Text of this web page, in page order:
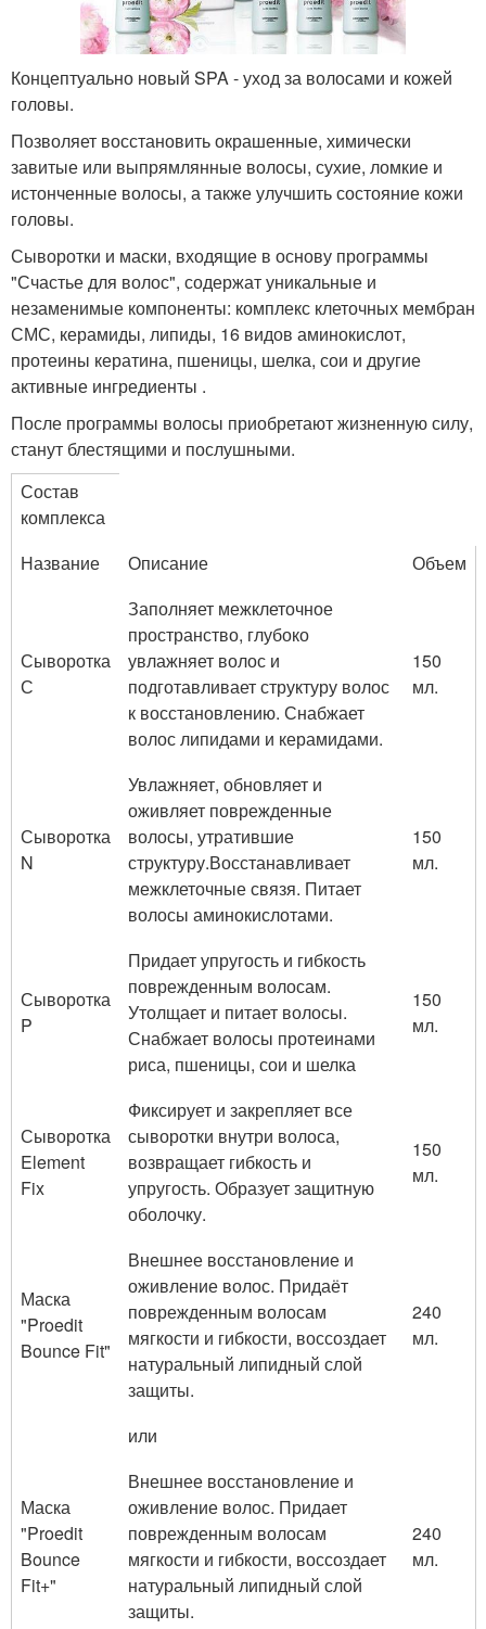
Концептуально новый SPA - уход за волосами и кожей
головы.
Позволяет восстановить окрашенные, химически
завитые или выпрямлянные волосы, сухие, ломкие и
истонченные волосы, а также улучшить состояние кожи
головы.
Сыворотки и маски, входящие в основу программы
"Счастье для волос", содержат уникальные и
незаменимые компоненты: комплекс клеточных мембран
СМС, керамиды, липиды, 16 видов аминокислот,
протеины кератина, пшеницы, шелка, сои и другие
активные ингредиенты .
После программы волосы приобретают жизненную силу,
станут блестящими и послушными.
Состав
комплекса
Название
Описание Объем
Сыворотка
С
Заполняет межклеточное
пространство, глубоко
увлажняет волос и
подготавливает структуру волос
к восстановлению. Снабжает
волос липидами и керамидами.
150
мл.
Сыворотка
N
Увлажняет, обновляет и
оживляет поврежденные
волосы, утратившие
структуру.Восстанавливает
межклеточные связя. Питает
волосы аминокислотами.
150
мл.
Сыворотка
P
Придает упругость и гибкость
поврежденным волосам.
Утолщает и питает волосы.
Снабжает волосы протеинами
риса, пшеницы, сои и шелка
150
мл.
Сыворотка
Element
Fix
Фиксирует и закрепляет все
сыворотки внутри волоса,
возвращает гибкость и
упругость. Образует защитную
оболочку.
150
мл.
Маска
"Proedit
Bounce Fit"
Внешнее восстановление и
оживление волос. Придаёт
поврежденным волосам
мягкости и гибкости, воссоздает
натуральный липидный слой
защиты.
240
мл.
или
Маска
"Proedit
Bounce
Fit+"
Внешнее восстановление и
оживление волос. Придает
поврежденным волосам
мягкости и гибкости, воссоздает
натуральный липидный слой
защиты.
240
мл.